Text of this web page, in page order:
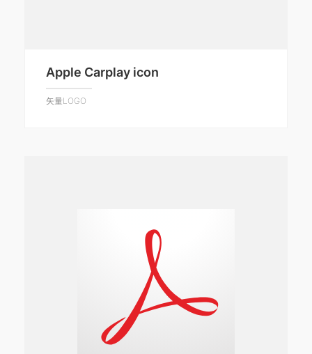
Apple Carplay icon
矢量LOGO